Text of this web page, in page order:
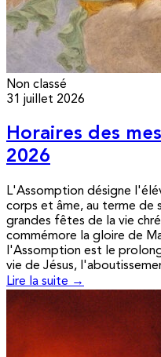
Non classé
31 juillet 2026
Horaires des
2026
L'Assomption désigne
corps et âme, au terme de
grandes fêtes de la vie
commémore la gloire de
l'Assomption est le
vie de Jésus,
Lire la suite →